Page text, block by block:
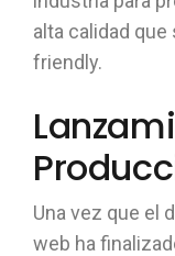
alta calidad
friendly.
Una vez que el
web ha